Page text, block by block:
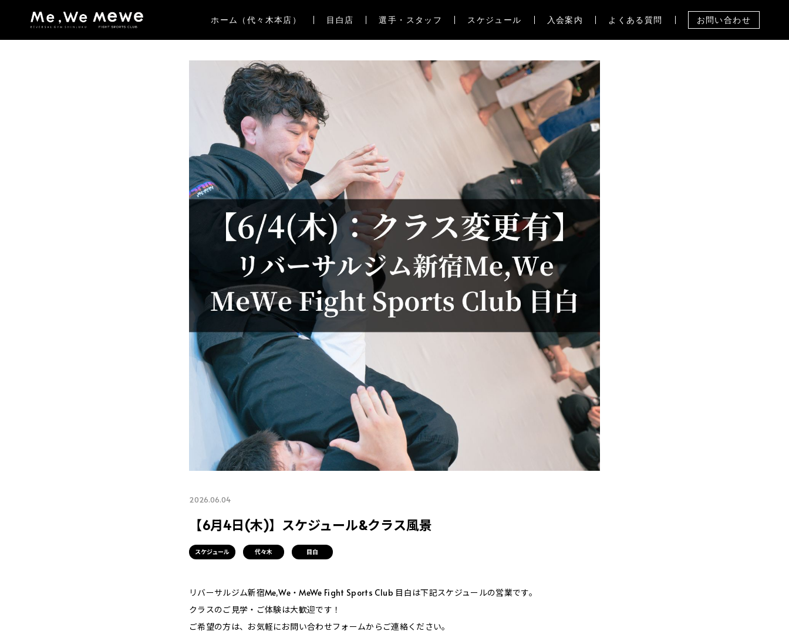
ホーム（代々木本店） 目白店 選手・スタッフ スケジュール 入会案内 よくある質問 お問い合わせ
2026.06.04
【6月4日(木)】スケジュール&クラス風景
スケジュール 代々木 目白
リバーサルジム新宿Me,We・MeWe Fight Sports Club 目白は下記スケジュールの営業です。
クラスのご見学・ご体験は大歓迎です！
ご希望の方は、お気軽にお問い合わせフォームからご連絡ください。